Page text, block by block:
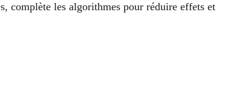
complète les algorithmes pour réduire effets et